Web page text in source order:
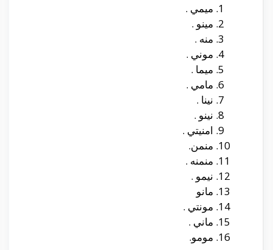
ميمي .
مينو .
منه .
موني .
ميما .
مامي .
نينا .
نينو .
امنيتي .
منمن.
منمنه .
نيمو .
مانو
مونتي .
ماني .
مومو.